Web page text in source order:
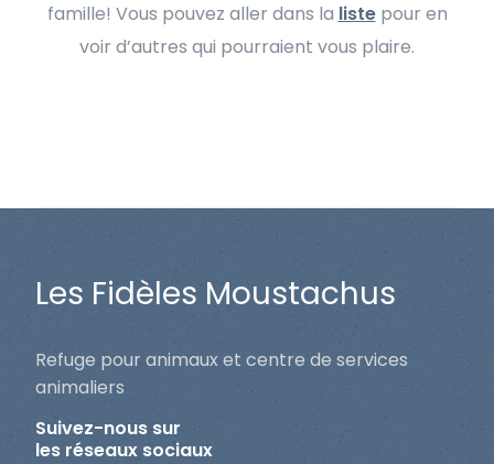
famille! Vous pouvez aller dans la listepour en
voir d’autres qui pourraient vous plaire.
Les Fidèles Moustachus
Refuge pour animaux et centre de services
animaliers
Suivez-nous sur
les réseaux sociaux